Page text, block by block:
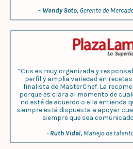
- Wendy Soto, Gerente de
“Cris es muy organizada y
perfil y amplia variedad en
finalista de MasterChef. La
porque es clara al momento de
no esté de acuerdo o ella entienda
siempre está dispuesta a apoyar
siempre que sea
-Ruth Vidal, Manejo de